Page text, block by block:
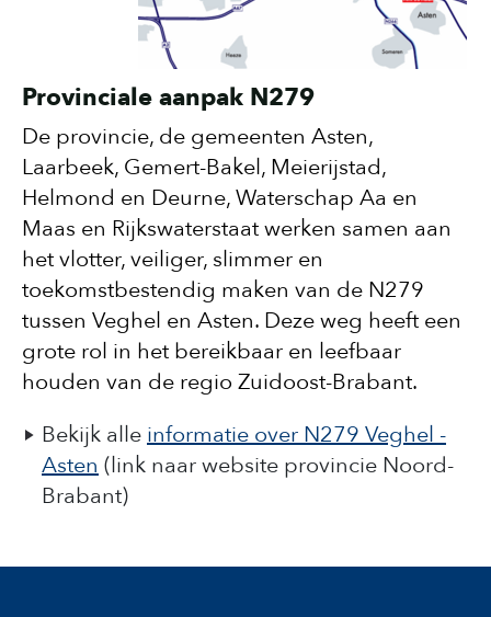
Provinciale aanpak N279
De provincie, de gemeenten Asten,
Laarbeek, Gemert-Bakel, Meierijstad,
Helmond en Deurne, Waterschap Aa en
Maas en Rijkswaterstaat werken samen aan
het vlotter, veiliger, slimmer en
toekomstbestendig maken van de N279
tussen Veghel en Asten. Deze weg heeft een
grote rol in het bereikbaar en leefbaar
houden van de regio Zuidoost-Brabant.
Bekijk alle informatie over N279 Veghel -
Asten (link naar website provincie Noord-
Brabant)